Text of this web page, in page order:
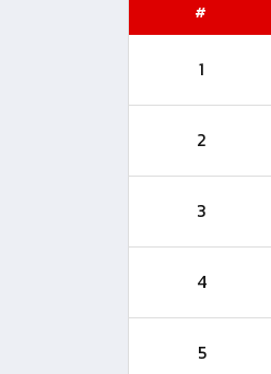
#
1
2
3
4
5